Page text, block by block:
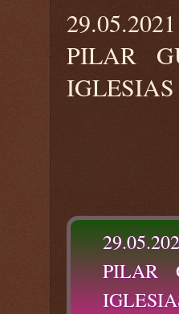
PILAR
IGLESIAS
PILAR